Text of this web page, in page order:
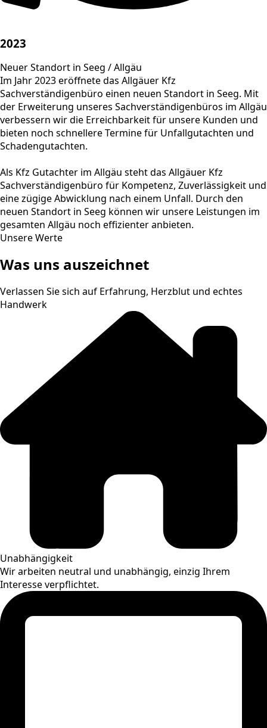
2023
Neuer Standort in Seeg / Allgäu
Im Jahr 2023 eröffnete das Allgäuer Kfz
Sachverständigenbüro einen neuen Standort in Seeg. Mit
der Erweiterung unseres Sachverständigenbüros im Allgäu
verbessern wir die Erreichbarkeit für unsere Kunden und
bieten noch schnellere Termine für Unfallgutachten und
Schadengutachten.
Als Kfz Gutachter im Allgäu steht das Allgäuer Kfz
Sachverständigenbüro für Kompetenz, Zuverlässigkeit und
eine zügige Abwicklung nach einem Unfall. Durch den
neuen Standort in Seeg können wir unsere Leistungen im
gesamten Allgäu noch effizienter anbieten.
Unsere Werte
Was uns auszeichnet
Verlassen Sie sich auf Erfahrung, Herzblut und echtes
Handwerk
Unabhängigkeit
Wir arbeiten neutral und unabhängig, einzig Ihrem
Interesse verpflichtet.